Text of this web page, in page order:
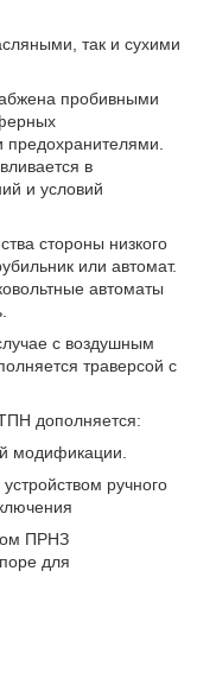
так и сухими
пробивными
в
и условий
стороны низкого
или автомат.
автоматы
с воздушным
траверсой с
дополняется:
модификации.
ручного
ПРНЗ
для